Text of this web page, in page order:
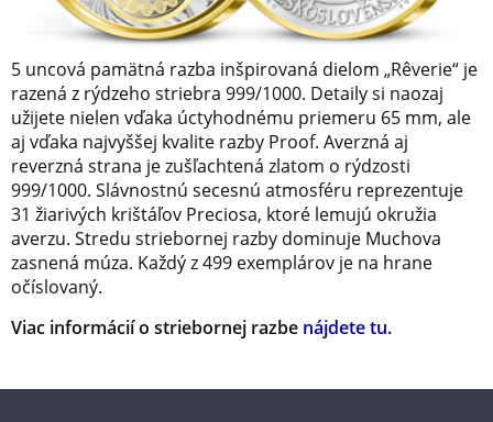
5 uncová pamätná razba inšpirovaná dielom „Rêverie“ je
razená z rýdzeho striebra 999/1000. Detaily si naozaj
užijete nielen vďaka úctyhodnému priemeru 65 mm, ale
aj vďaka najvyššej kvalite razby Proof. Averzná aj
reverzná strana je zušľachtená zlatom o rýdzosti
999/1000. Slávnostnú secesnú atmosféru reprezentuje
31 žiarivých krištáľov Preciosa, ktoré lemujú okružia
averzu. Stredu striebornej razby dominuje Muchova
zasnená múza. Každý z 499 exemplárov je na hrane
očíslovaný.
Viac informácií o striebornej razbe nájdete tu.